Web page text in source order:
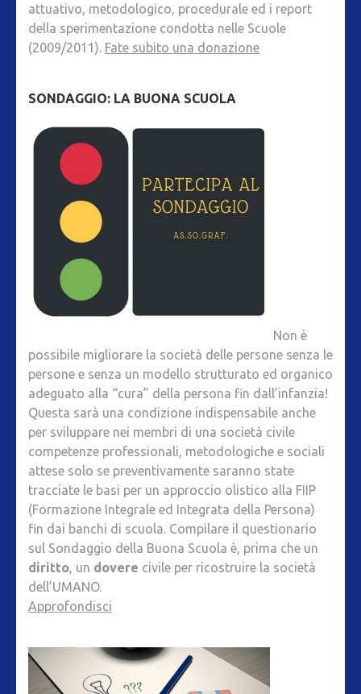
attuativo, metodologico, procedurale ed i report
della sperimentazione condotta nelle Scuole
(2009/2011). Fate subito una donazione
SONDAGGIO: LA BUONA SCUOLA
Non è
possibile migliorare la società delle persone senza le
persone e senza un modello strutturato ed organico
adeguato alla “cura” della persona fin dall’infanzia!
Questa sarà una condizione indispensabile anche
per sviluppare nei membri di una società civile
competenze professionali, metodologiche e sociali
attese solo se preventivamente saranno state
tracciate le basi per un approccio olistico alla FIIP
(Formazione Integrale ed Integrata della Persona)
fin dai banchi di scuola. Compilare il questionario
sul Sondaggio della Buona Scuola è, prima che un
diritto, un dovere civile per ricostruire la società
dell’UMANO.
Approfondisci